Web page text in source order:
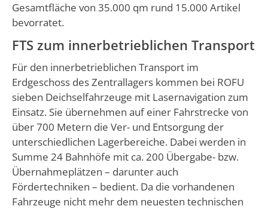
Gesamtfläche von 35.000 qm rund 15.000 Artikel
bevorratet.
FTS zum innerbetrieblichen Transport
Für den innerbetrieblichen Transport im
Erdgeschoss des Zentrallagers kommen bei ROFU
sieben Deichselfahrzeuge mit Lasernavigation zum
Einsatz. Sie übernehmen auf einer Fahrstrecke von
über 700 Metern die Ver- und Entsorgung der
unterschiedlichen Lagerbereiche. Dabei werden in
Summe 24 Bahnhöfe mit ca. 200 Übergabe- bzw.
Übernahmeplätzen – darunter auch
Fördertechniken – bedient. Da die vorhandenen
Fahrzeuge nicht mehr dem neuesten technischen